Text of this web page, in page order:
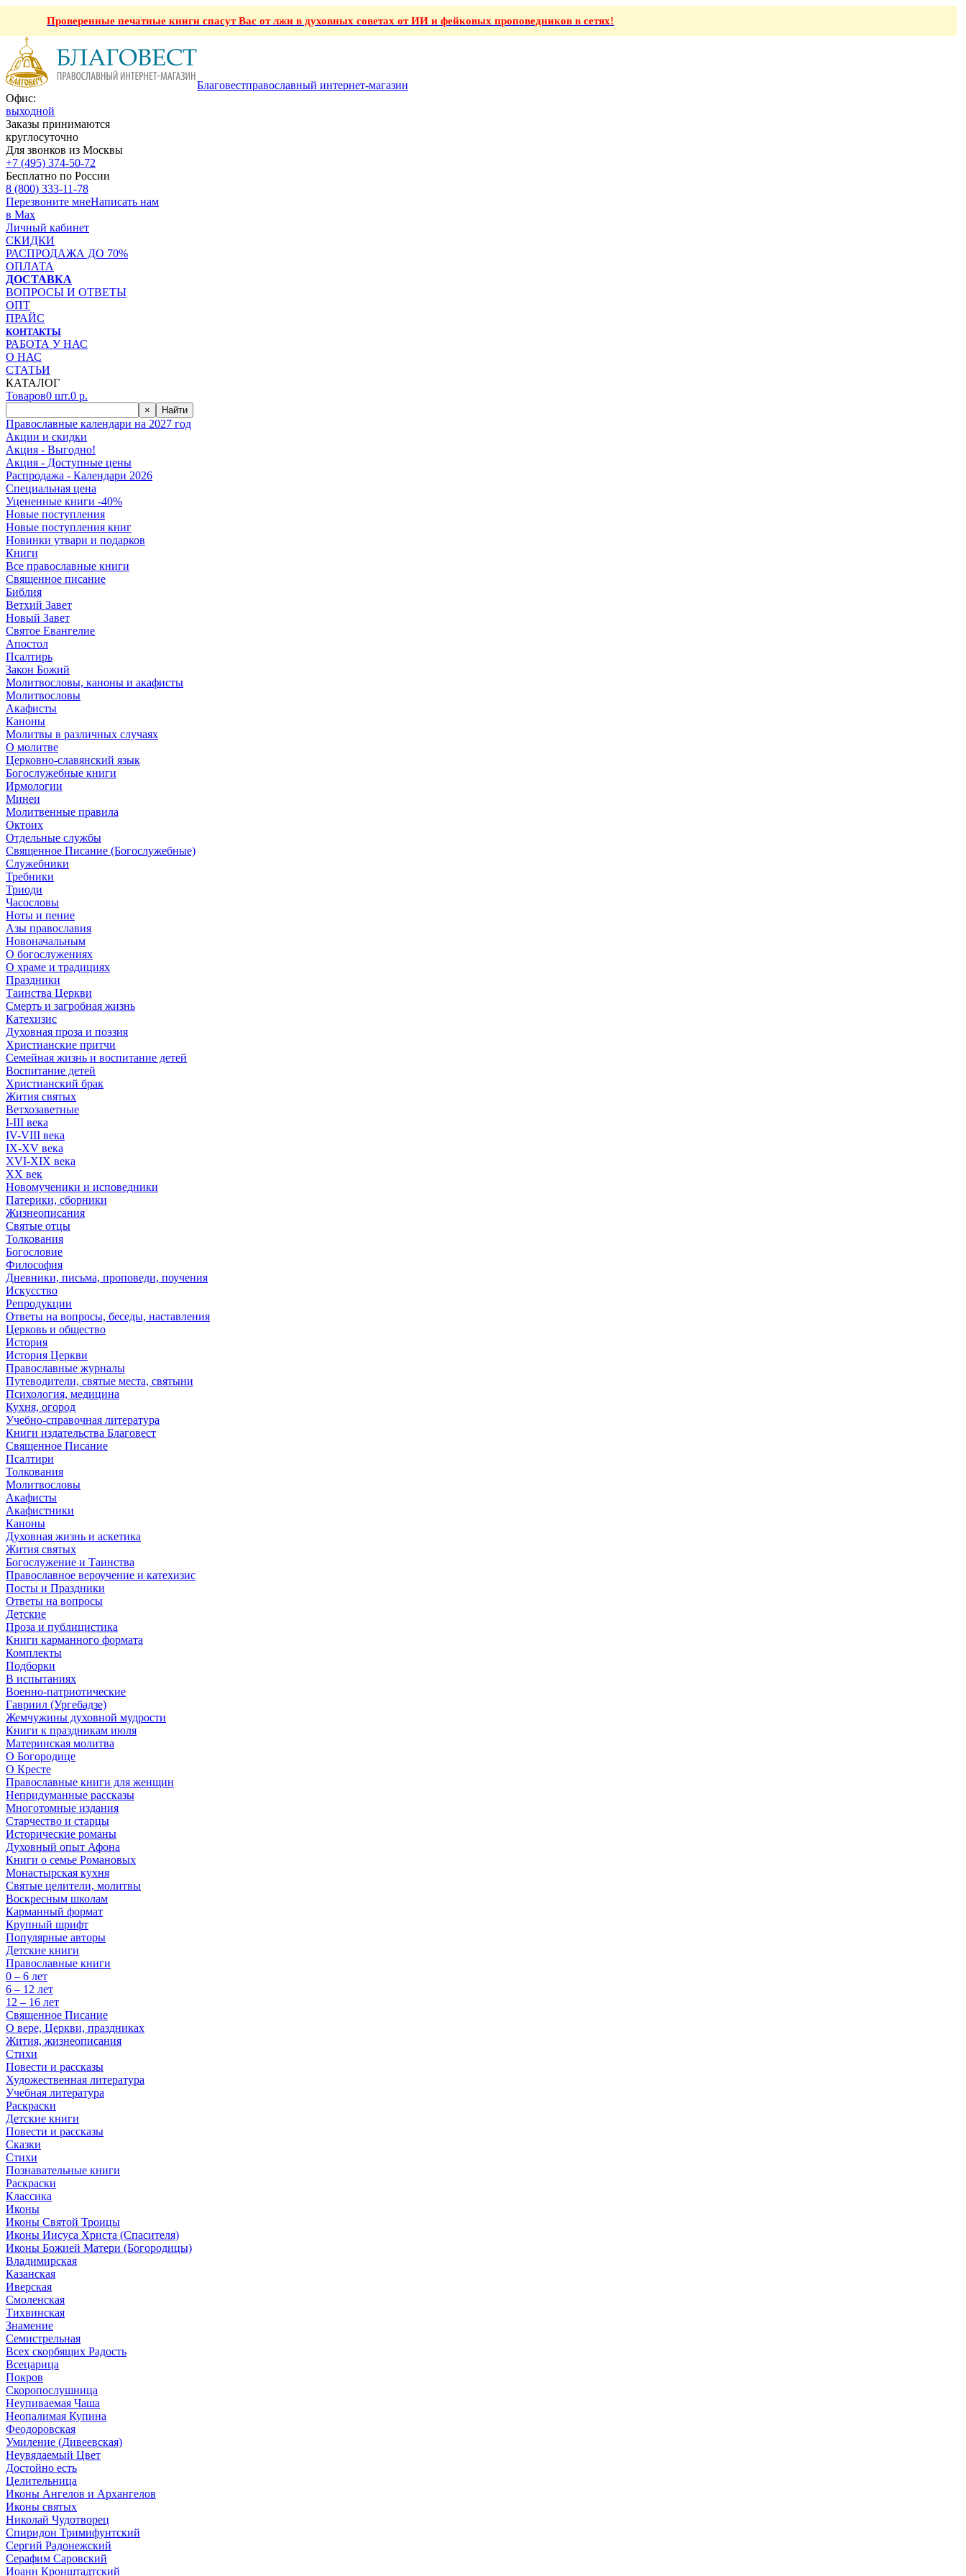
Проверенные печатные книги спасут Вас от лжи в духовных советах от ИИ и фейковых проповедников в сетях!
Благовестправославный интернет-магазин
Офис:
выходной
Заказы принимаются
круглосуточно
Для звонков из Москвы
+7 (495) 374-50-72
Бесплатно по России
8 (800) 333-11-78
Перезвоните мнеНаписать нам
в Max
Личный кабинет
СКИДКИ
РАСПРОДАЖА ДО 70%
ОПЛАТА
ДОСТАВКА
ВОПРОСЫ И ОТВЕТЫ
ОПТ
ПРАЙС
КОНТАКТЫ
РАБОТА У НАС
О НАС
СТАТЬИ
КАТАЛОГ
Товаров0 шт.0 р.
× Найти
Православные календари на 2027 год
Акции и скидки
Акция - Выгодно!
Акция - Доступные цены
Распродажа - Календари 2026
Специальная цена
Уцененные книги -40%
Новые поступления
Новые поступления книг
Новинки утвари и подарков
Книги
Все православные книги
Священное писание
Библия
Ветхий Завет
Новый Завет
Святое Евангелие
Апостол
Псалтирь
Закон Божий
Молитвословы, каноны и акафисты
Молитвословы
Акафисты
Каноны
Молитвы в различных случаях
О молитве
Церковно-славянский язык
Богослужебные книги
Ирмологии
Минеи
Молитвенные правила
Октоих
Отдельные службы
Священное Писание (Богослужебные)
Служебники
Требники
Триоди
Часословы
Ноты и пение
Азы православия
Новоначальным
О богослужениях
О храме и традициях
Праздники
Таинства Церкви
Смерть и загробная жизнь
Катехизис
Духовная проза и поэзия
Христианские притчи
Семейная жизнь и воспитание детей
Воспитание детей
Христианский брак
Жития святых
Ветхозаветные
I-III века
IV-VIII века
IX-XV века
XVI-XIX века
XX век
Новомученики и исповедники
Патерики, сборники
Жизнеописания
Святые отцы
Толкования
Богословие
Философия
Дневники, письма, проповеди, поучения
Искусство
Репродукции
Ответы на вопросы, беседы, наставления
Церковь и общество
История
История Церкви
Православные журналы
Путеводители, святые места, святыни
Психология, медицина
Кухня, огород
Учебно-справочная литература
Книги издательства Благовест
Священное Писание
Псалтири
Толкования
Молитвословы
Акафисты
Акафистники
Каноны
Духовная жизнь и аскетика
Жития святых
Богослужение и Таинства
Православное вероучение и катехизис
Посты и Праздники
Ответы на вопросы
Детские
Проза и публицистика
Книги карманного формата
Комплекты
Подборки
В испытаниях
Военно-патриотические
Гавриил (Ургебадзе)
Жемчужины духовной мудрости
Книги к праздникам июля
Материнская молитва
О Богородице
О Кресте
Православные книги для женщин
Непридуманные рассказы
Многотомные издания
Старчество и старцы
Исторические романы
Духовный опыт Афона
Книги о семье Романовых
Монастырская кухня
Святые целители, молитвы
Воскресным школам
Карманный формат
Крупный шрифт
Популярные авторы
Детские книги
Православные книги
0 – 6 лет
6 – 12 лет
12 – 16 лет
Священное Писание
О вере, Церкви, праздниках
Жития, жизнеописания
Стихи
Повести и рассказы
Художественная литература
Учебная литература
Раскраски
Детские книги
Повести и рассказы
Сказки
Стихи
Познавательные книги
Раскраски
Классика
Иконы
Иконы Святой Троицы
Иконы Иисуса Христа (Спасителя)
Иконы Божией Матери (Богородицы)
Владимирская
Казанская
Иверская
Смоленская
Тихвинская
Знамение
Семистрельная
Всех скорбящих Радость
Всецарица
Покров
Скоропослушница
Неупиваемая Чаша
Неопалимая Купина
Феодоровская
Умиление (Дивеевская)
Неувядаемый Цвет
Достойно есть
Целительница
Иконы Ангелов и Архангелов
Иконы святых
Николай Чудотворец
Спиридон Тримифунтский
Сергий Радонежский
Серафим Саровский
Иоанн Кронштадтский